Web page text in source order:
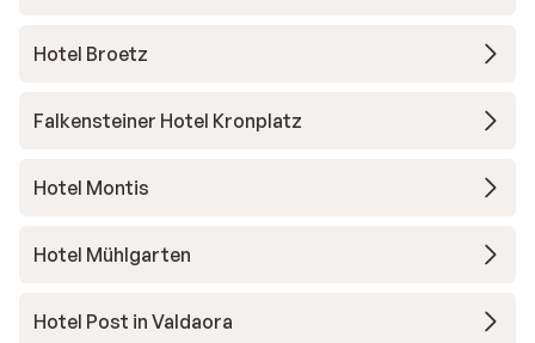
Hotel Broetz
Falkensteiner Hotel Kronplatz
Hotel Montis
Hotel Mühlgarten
Hotel Post in Valdaora